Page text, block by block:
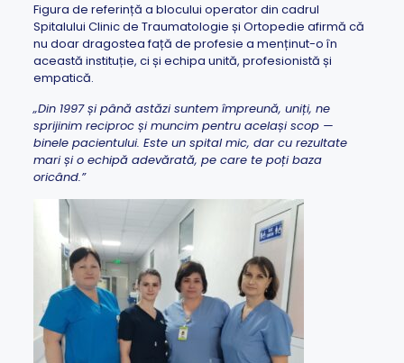
Figura de referință a blocului operator din cadrul
Spitalului Clinic de Traumatologie și Ortopedie afirmă că
nu doar dragostea față de profesie a menținut-o în
această instituție, ci și echipa unită, profesionistă și
empatică.
„Din 1997 și până astăzi suntem împreună, uniți, ne
sprijinim reciproc și muncim pentru același scop —
binele pacientului. Este un spital mic, dar cu rezultate
mari și o echipă adevărată, pe care te poți baza
oricând.”